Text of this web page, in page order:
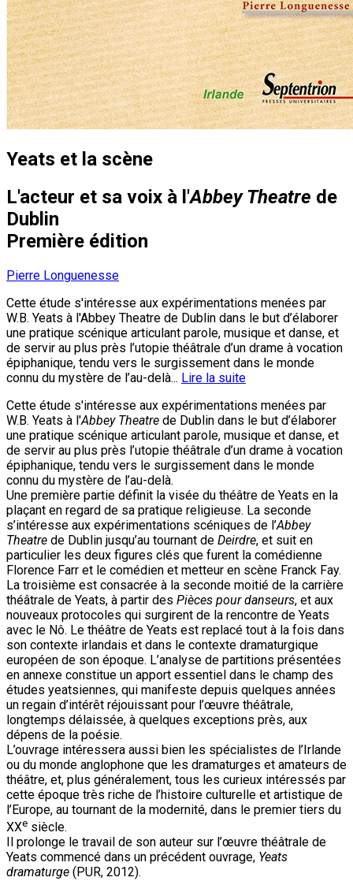
Yeats et la scène
L'acteur et sa voix à l'Abbey Theatre de
Dublin
Première édition
Pierre Longuenesse
Cette étude s'intéresse aux expérimentations menées par
W.B. Yeats à l'Abbey Theatre de Dublin dans le but d’élaborer
une pratique scénique articulant parole, musique et danse, et
de servir au plus près l’utopie théâtrale d’un drame à vocation
épiphanique, tendu vers le surgissement dans le monde
connu du mystère de l’au-delà... Lire la suite
Cette étude s'intéresse aux expérimentations menées par
W.B. Yeats à l'Abbey Theatre de Dublin dans le but d’élaborer
une pratique scénique articulant parole, musique et danse, et
de servir au plus près l’utopie théâtrale d’un drame à vocation
épiphanique, tendu vers le surgissement dans le monde
connu du mystère de l’au-delà.
Une première partie définit la visée du théâtre de Yeats en la
plaçant en regard de sa pratique religieuse. La seconde
s’intéresse aux expérimentations scéniques de l’Abbey
Theatre de Dublin jusqu’au tournant de Deirdre, et suit en
particulier les deux figures clés que furent la comédienne
Florence Farr et le comédien et metteur en scène Franck Fay.
La troisième est consacrée à la seconde moitié de la carrière
théâtrale de Yeats, à partir des Pièces pour danseurs, et aux
nouveaux protocoles qui surgirent de la rencontre de Yeats
avec le Nô. Le théâtre de Yeats est replacé tout à la fois dans
son contexte irlandais et dans le contexte dramaturgique
européen de son époque. L’analyse de partitions présentées
en annexe constitue un apport essentiel dans le champ des
études yeatsiennes, qui manifeste depuis quelques années
un regain d’intérêt réjouissant pour l’œuvre théâtrale,
longtemps délaissée, à quelques exceptions près, aux
dépens de la poésie.
L’ouvrage intéressera aussi bien les spécialistes de l’Irlande
ou du monde anglophone que les dramaturges et amateurs de
théâtre, et, plus généralement, tous les curieux intéressés par
cette époque très riche de l’histoire culturelle et artistique de
l’Europe, au tournant de la modernité, dans le premier tiers du
XXe siècle.
Il prolonge le travail de son auteur sur l’œuvre théâtrale de
Yeats commencé dans un précédent ouvrage, Yeats
dramaturge (PUR, 2012).